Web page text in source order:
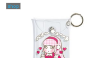
shop